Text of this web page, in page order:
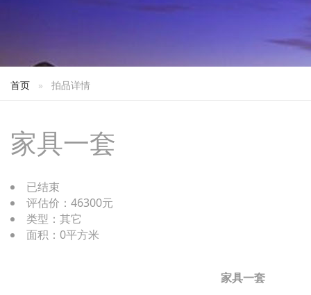
首页 拍品详情
家具一套
已结束
评估价：46300元
类型：其它
面积：0平方米
家具一套